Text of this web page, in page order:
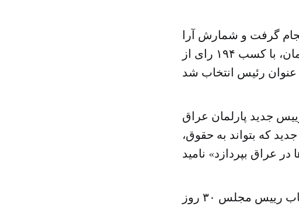
گرفت و شمارش آرا
نشان داد سلیم الجبوری، نماینده سنی مردم دیاله در پارلمان، با کسب ۱۹۴ رای از
جدید پارلمان عراق
که بتواند به حقوق،
بر اساس قانون اساسی عراق، پارلمان آن کشور از هنگام انتخاب رییس مجلس ۳۰ روز